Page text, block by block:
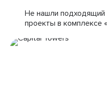
Не нашли подходящий
проекты в комплексе